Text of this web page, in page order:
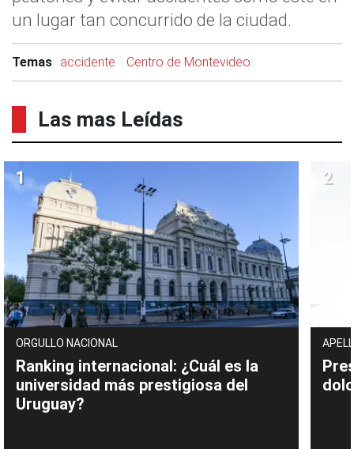
un lugar tan concurrido de la ciudad.
Temas accidente Centro de Montevideo
Las mas Leídas
ORGULLO NACIONAL
Ranking internacional: ¿Cuál es la
universidad más prestigiosa del
Uruguay?